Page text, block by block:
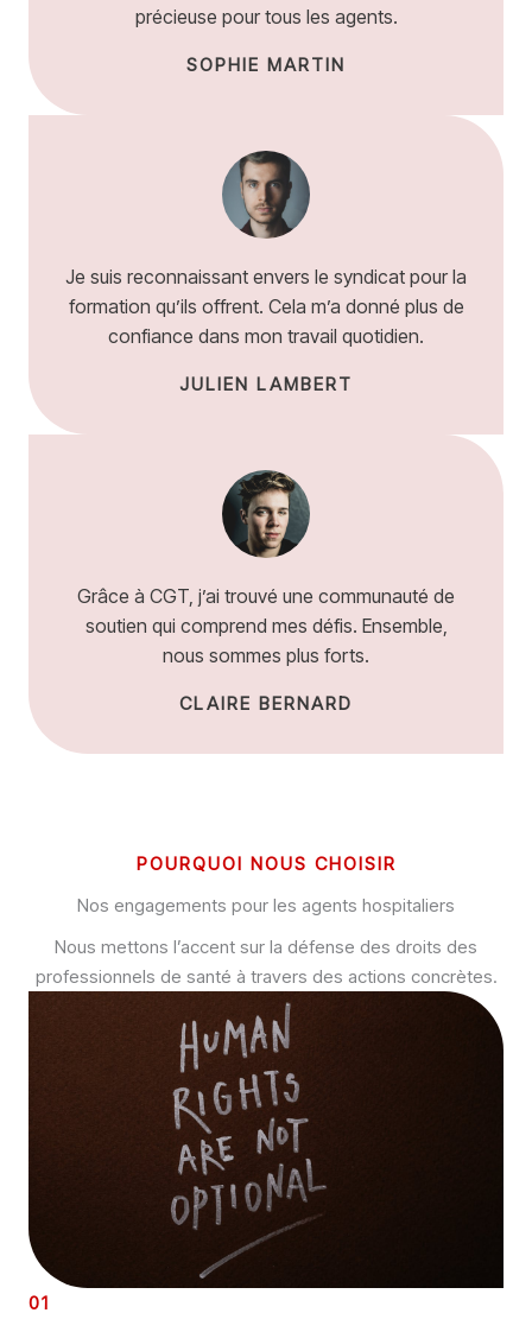
précieuse pour tous les agents.
SOPHIE MARTIN
Je suis reconnaissant envers le syndicat pour la
formation qu’ils offrent. Cela m’a donné plus de
confiance dans mon travail quotidien.
JULIEN LAMBERT
Grâce à CGT, j’ai trouvé une communauté de
soutien qui comprend mes défis. Ensemble,
nous sommes plus forts.
CLAIRE BERNARD
POURQUOI NOUS CHOISIR
Nos engagements pour les agents hospitaliers
Nous mettons l’accent sur la défense des droits des
professionnels de santé à travers des actions concrètes.
01